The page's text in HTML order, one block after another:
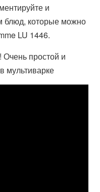
и
блюд, которые можно
LU 1446.
простой и
мультиварке